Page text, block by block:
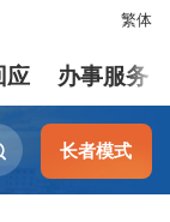
繁体
应 办事服务
长者模式